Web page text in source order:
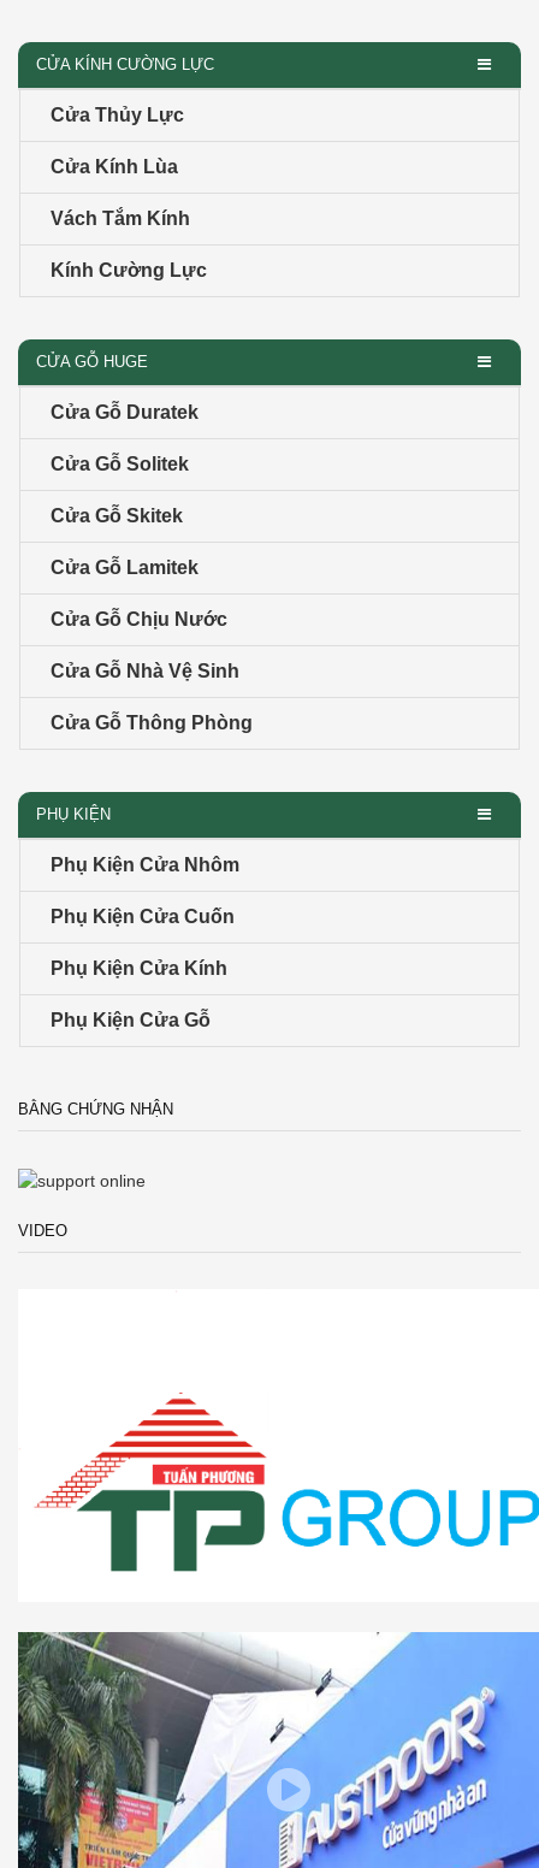
CỬA KÍNH CƯỜNG LỰC
Cửa Thủy Lực
Cửa Kính Lùa
Vách Tắm Kính
Kính Cường Lực
CỬA GỖ HUGE
Cửa Gỗ Duratek
Cửa Gỗ Solitek
Cửa Gỗ Skitek
Cửa Gỗ Lamitek
Cửa Gỗ Chịu Nước
Cửa Gỗ Nhà Vệ Sinh
Cửa Gỗ Thông Phòng
PHỤ KIỆN
Phụ Kiện Cửa Nhôm
Phụ Kiện Cửa Cuốn
Phụ Kiện Cửa Kính
Phụ Kiện Cửa Gỗ
BẰNG CHỨNG NHẬN
VIDEO